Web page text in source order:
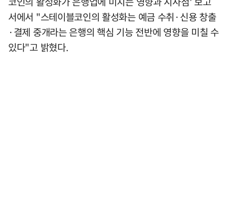
서에서 "스테이블코인의 활성화는 예금 수취·신용 창출
·결제 중개라는 은행의 핵심 기능 전반에 영향을 미칠 수
있다"고 밝혔다.